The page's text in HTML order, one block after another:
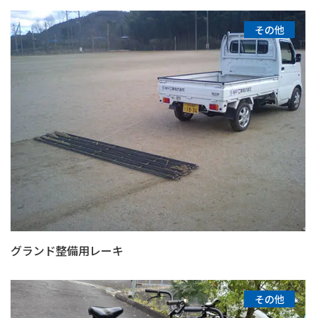
その他
グランド整備用レーキ
その他